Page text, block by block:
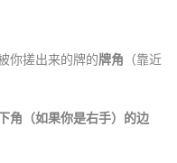
你搓出来的牌的牌角 （靠近
角（如果你是右手）的边